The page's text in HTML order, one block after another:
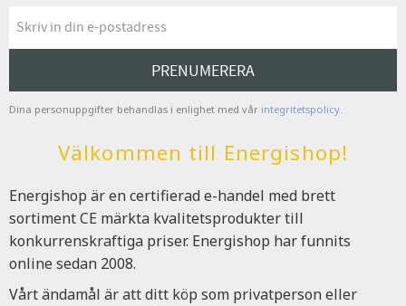
PRENUMERERA
Dina personuppgifter behandlas i enlighet med vår integritetspolicy
Välkommen till Energishop!
Energishop är en certifierad e-handel med brett
sortiment CE märkta kvalitetsprodukter till
konkurrenskraftiga priser. Energishop har funnits
online sedan 2008.
Vårt ändamål är att ditt köp som privatperson eller